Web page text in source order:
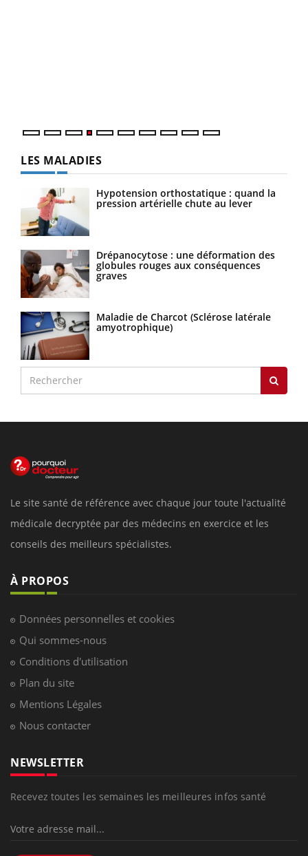
LES MALADIES
Hypotension orthostatique : quand la
pression artérielle chute au lever
Drépanocytose : une déformation des
globules rouges aux conséquences
graves
Maladie de Charcot (Sclérose latérale
amyotrophique)
Le site santé de référence avec chaque jour toute l'actualité
médicale decryptée par des médecins en exercice et les
conseils des meilleurs spécialistes.
À PROPOS
Données personnelles et cookies
Qui sommes-nous
Conditions d'utilisation
Plan du site
Mentions Légales
Nous contacter
NEWSLETTER
Recevez toutes les semaines les meilleures infos santé